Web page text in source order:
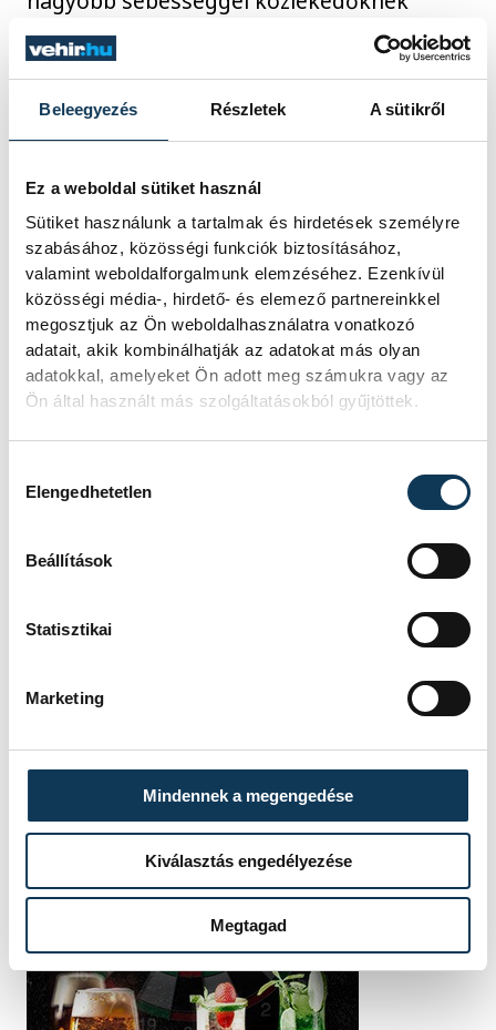
Beleegyezés Részletek A sütikről
Ez a weboldal sütiket használ
Sütiket használunk a tartalmak és hirdetések személyre
szabásához, közösségi funkciók biztosításához,
valamint weboldalforgalmunk elemzéséhez. Ezenkívül
közösségi média-, hirdető- és elemező partnereinkkel
megosztjuk az Ön weboldalhasználatra vonatkozó
adatait, akik kombinálhatják az adatokat más olyan
adatokkal, amelyeket Ön adott meg számukra vagy az
Ön által használt más szolgáltatásokból gyűjtöttek.
Elengedhetetlen
Beállítások
Statisztikai
Marketing
Mindennek a megengedése
Kiválasztás engedélyezése
Megtagad
felvillanó
felirat és a már korábban
kihelyezett és felfestett jelzések
együttesen hozzájárulnak az iskolások
biztonságának növeléséhez.
közélet közlekedés Gyulafirátót
SZERZŐ
vehir.hu
FOTÓS
Simon
Dániel